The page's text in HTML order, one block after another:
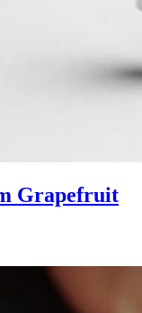
Grapefruit